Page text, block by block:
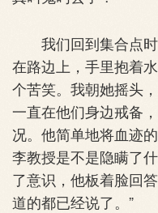
我们回到集合点时
在路边上，手里抱着
个苦笑。我朝她摇头
一直在他们身边戒备
况。他简单地将血迹
李教授是不是隐瞒了
了意识，他板着脸回
道的都已经说了。”